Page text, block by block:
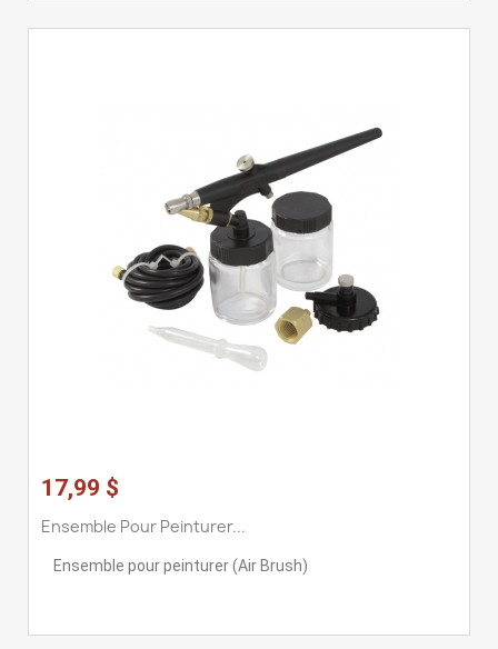
17,99 $
Ensemble Pour Peinturer...
Ensemble pour peinturer (Air Brush)